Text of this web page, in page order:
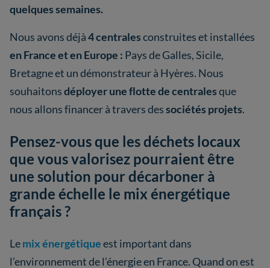
quelques semaines.
Nous avons déjà4 centralesconstruites et installées
en France et en Europe : Pays de Galles, Sicile,
Bretagne et un démonstrateur à Hyères. Nous
souhaitonsdéployer une flotte de centralesque
nous allons financer à travers dessociétés projets.
Pensez-vous que les déchets locaux
que vous valorisez pourraient être
une solution pour décarboner à
grande échelle le mix énergétique
français ?
Lemix énergétiqueest important dans
l’environnement de l’énergie en France. Quand on est